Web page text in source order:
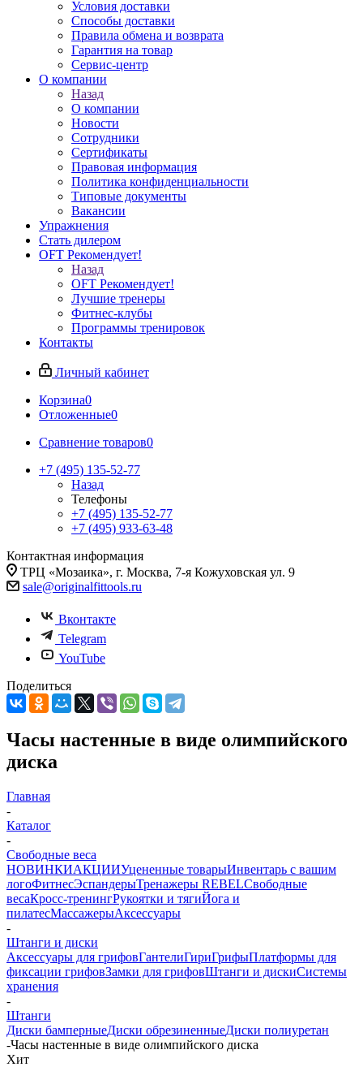
Условия доставки
Способы доставки
Правила обмена и возврата
Гарантия на товар
Сервис-центр
О компании
Назад
О компании
Новости
Сотрудники
Сертификаты
Правовая информация
Политика конфиденциальности
Типовые документы
Вакансии
Упражнения
Стать дилером
OFT Рекомендует!
Назад
OFT Рекомендует!
Лучшие тренеры
Фитнес-клубы
Программы тренировок
Контакты
Личный кабинет
Корзина0
Отложенные0
Сравнение товаров0
+7 (495) 135-52-77
Назад
Телефоны
+7 (495) 135-52-77
+7 (495) 933-63-48
Контактная информация
ТРЦ «Мозаика», г. Москва, 7-я Кожуховская ул. 9
sale@originalfittools.ru
Вконтакте
Telegram
YouTube
Поделиться
Часы настенные в виде олимпийского
диска
Главная
-
Каталог
-
Свободные веса
НОВИНКИАКЦИИУцененные товарыИнвентарь с вашим
логоФитнесЭспандерыТренажеры REBELСвободные
весаКросс-тренингРукоятки и тягиЙога и
пилатесМассажерыАксессуары
-
Штанги и диски
Аксессуары для грифовГантелиГириГрифыПлатформы для
фиксации грифовЗамки для грифовШтанги и дискиСистемы
хранения
-
Штанги
Диски бамперныеДиски обрезиненныеДиски полиуретан
-Часы настенные в виде олимпийского диска
Хит